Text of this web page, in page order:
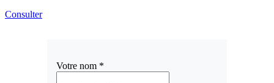
Consulter
Votre nom *